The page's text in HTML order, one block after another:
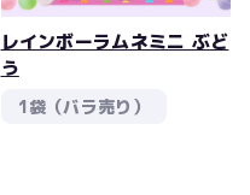
レインボーラムネミニ ぶど
う
1袋（バラ売り）